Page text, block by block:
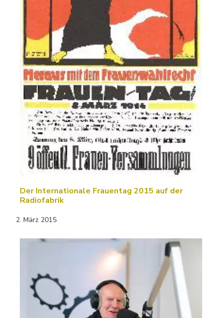
Der Internationale Frauentag 2015 auf der
Radiofabrik
2. März 2015